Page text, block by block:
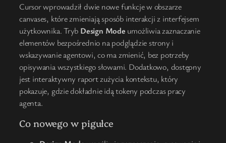
Cursor wprowadził dwie nowe funkcje w obszarze
canvases, które zmieniają sposób interakcji z interfejsem
użytkownika. Tryb Design Mode umożliwia zaznaczanie
elementów bezpośrednio na podglądzie strony i
wskazywanie agentowi, co ma zmienić, bez potrzeby
opisywania wszystkiego słowami. Dodatkowo, dostępny
jest interaktywny raport zużycia kontekstu, który
pokazuje, gdzie dokładnie idą tokeny podczas pracy
agenta.
Co nowego w pigułce